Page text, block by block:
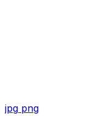
jpg png